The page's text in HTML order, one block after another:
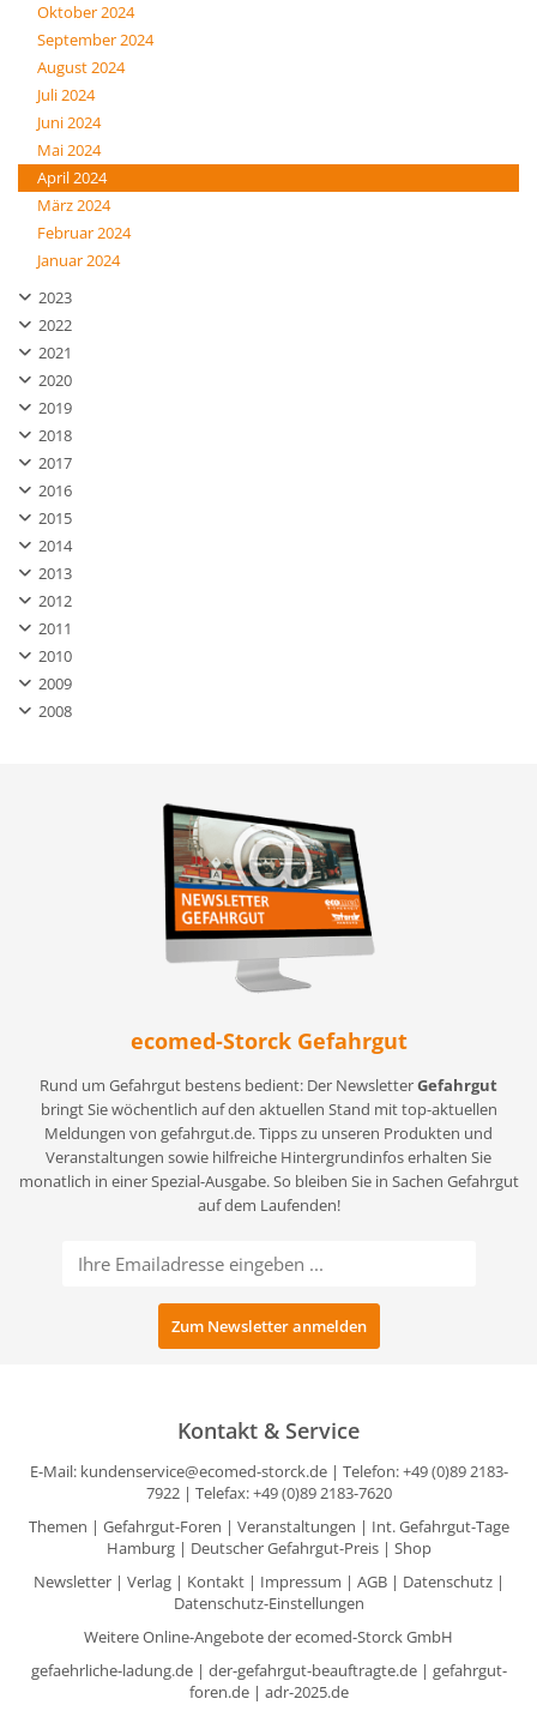
Oktober 2024
September 2024
August 2024
Juli 2024
Juni 2024
Mai 2024
April 2024
März 2024
Februar 2024
Januar 2024
2023
2022
2021
2020
2019
2018
2017
2016
2015
2014
2013
2012
2011
2010
2009
2008
ecomed-Storck Gefahrgut
Rund um Gefahrgut bestens bedient: Der NewsletterGefahrgut
bringt Sie wöchentlich auf den aktuellen Stand mit top-aktuellen
Meldungen von gefahrgut.de. Tipps zu unseren Produkten und
Veranstaltungen sowie hilfreiche Hintergrundinfos erhalten Sie
monatlich in einer Spezial-Ausgabe. So bleiben Sie in Sachen Gefahrgut
auf dem Laufenden!
Kontakt & Service
E-Mail: kundenservice@ecomed-storck.de| Telefon: +49 (0)89 2183-
7922 | Telefax: +49 (0)89 2183-7620
Themen | Gefahrgut-Foren | Veranstaltungen | Int. Gefahrgut-Tage
Hamburg| Deutscher Gefahrgut-Preis| Shop
Newsletter| Verlag| Kontakt| Impressum | AGB| Datenschutz|
Datenschutz-Einstellungen
Weitere Online-Angebote der ecomed-Storck GmbH
gefaehrliche-ladung.de| der-gefahrgut-beauftragte.de| gefahrgut-
foren.de| adr-2025.de